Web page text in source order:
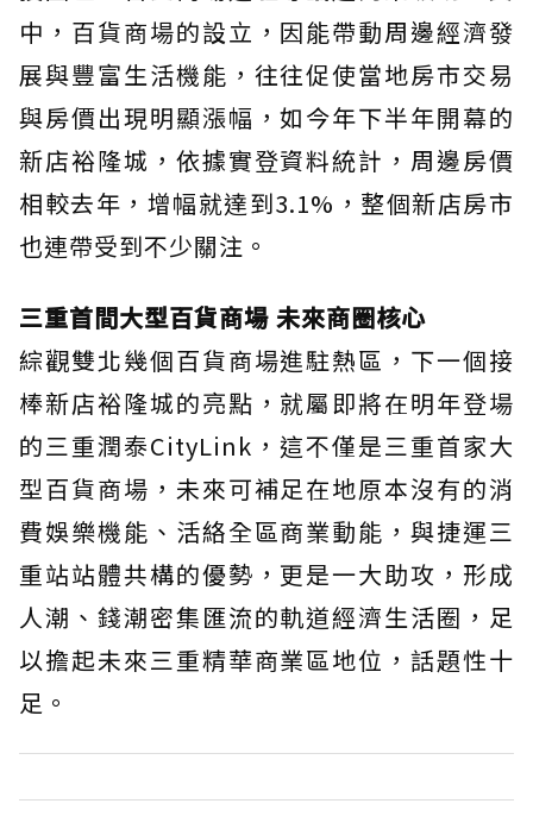
中，百貨商場的設立，因能帶動周邊經濟發
展與豐富生活機能，往往促使當地房市交易
與房價出現明顯漲幅，如今年下半年開幕的
新店裕隆城，依據實登資料統計，周邊房價
相較去年，增幅就達到3.1%，整個新店房市
也連帶受到不少關注。
三重首間大型百貨商場 未來商圈核心
綜觀雙北幾個百貨商場進駐熱區，下一個接
棒新店裕隆城的亮點，就屬即將在明年登場
的三重潤泰CityLink，這不僅是三重首家大
型百貨商場，未來可補足在地原本沒有的消
費娛樂機能、活絡全區商業動能，與捷運三
重站站體共構的優勢，更是一大助攻，形成
人潮、錢潮密集匯流的軌道經濟生活圈，足
以擔起未來三重精華商業區地位，話題性十
足。